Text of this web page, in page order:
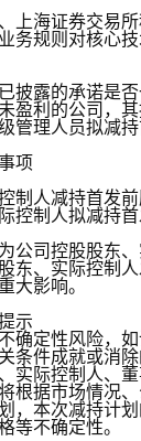
上海证券交易
务规则对核心
披露的承诺是
盈利的公司，
管理人员拟减
项
制人减持首发
控制人拟减持
公司控股股东
东、实际控制
大影响。
示
确定性风险，
条件成就或消
实际控制人、
根据市场情况
，本次减持计
等不确定性。